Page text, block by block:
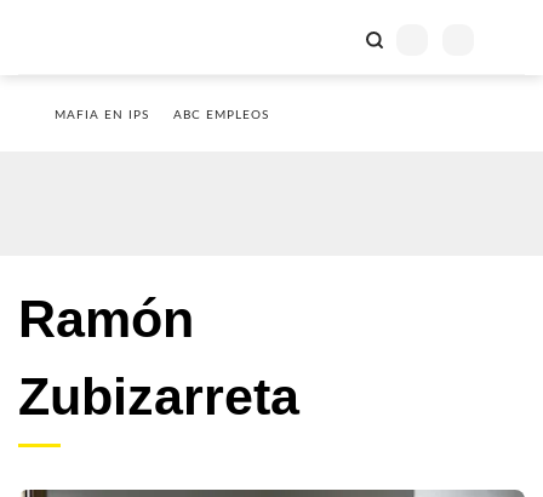
MAFIA EN IPS ABC EMPLEOS
Ramón
Zubizarreta